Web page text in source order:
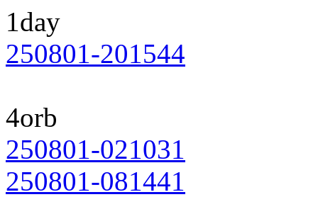
1day
250801-201544
4orb
250801-021031
250801-081441